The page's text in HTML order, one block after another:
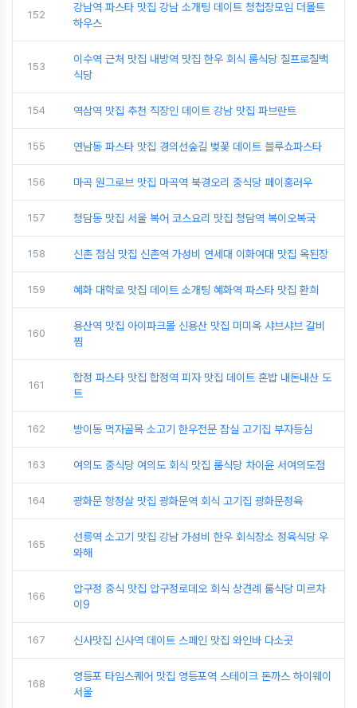
152
강남역 파스타 맛집 강남 소개팅 데이트 청첩장모임 더몰트
하우스
153
이수역 근처 맛집 내방역 맛집 한우 회식 룸식당 칠프로칠백
식당
154 역삼역 맛집 추천 직장인 데이트 강남 맛집 파브란트
155 연남동 파스타 맛집 경의선숲길 벚꽃 데이트 블루쇼파스타
156 마곡 원그로브 맛집 마곡역 북경오리 중식당 페이홍러우
157 청담동 맛집 서울 복어 코스요리 맛집 청담역 복이오복국
158 신촌 점심 맛집 신촌역 가성비 연세대 이화여대 맛집 옥된장
159 혜화 대학로 맛집 데이트 소개팅 혜화역 파스타 맛집 환희
160
용산역 맛집 아이파크몰 신용산 맛집 미미옥 샤브샤브 갈비
찜
161
합정 파스타 맛집 합정역 피자 맛집 데이트 혼밥 내돈내산 도
트
162 방이동 먹자골목 소고기 한우전문 잠실 고기집 부자등심
163 여의도 중식당 여의도 회식 맛집 룸식당 차이윤 서여의도점
164 광화문 항정살 맛집 광화문역 회식 고기집 광화문정육
165
선릉역 소고기 맛집 강남 가성비 한우 회식장소 정육식당 우
와해
166
압구정 중식 맛집 압구정로데오 회식 상견례 룸식당 미르차
이9
167 신사맛집 신사역 데이트 스페인 맛집 와인바 다소곳
168
영등포 타임스퀘어 맛집 영등포역 스테이크 돈까스 하이웨이
서울